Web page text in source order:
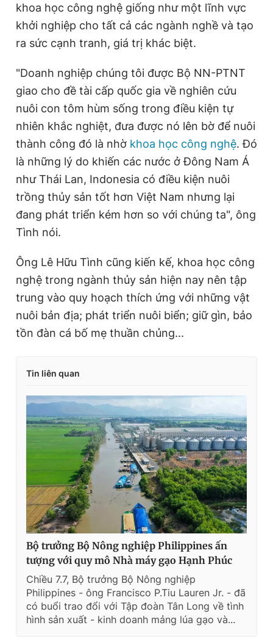
khoa học công nghệ giống như một lĩnh vực
khởi nghiệp cho tất cả các ngành nghề và tạo
ra sức cạnh tranh, giá trị khác biệt.
"Doanh nghiệp chúng tôi được Bộ NN-PTNT
giao cho đề tài cấp quốc gia về nghiên cứu
nuôi con tôm hùm sống trong điều kiện tự
nhiên khắc nghiệt, đưa được nó lên bờ để nuôi
thành công đó là nhờ khoa học công nghệ. Đó
là những lý do khiến các nước ở Đông Nam Á
như Thái Lan, Indonesia có điều kiện nuôi
trồng thủy sản tốt hơn Việt Nam nhưng lại
đang phát triển kém hơn so với chúng ta", ông
Tình nói.
Ông Lê Hữu Tình cũng kiến kế, khoa học công
nghệ trong ngành thủy sản hiện nay nên tập
trung vào quy hoạch thích ứng với những vật
nuôi bản địa; phát triển nuôi biển; giữ gìn, bảo
tồn đàn cá bố mẹ thuần chủng...
Tin liên quan
Bộ trưởng Bộ Nông nghiệp Philippines ấn
tượng với quy mô Nhà máy gạo Hạnh Phúc
Chiều 7.7, Bộ trưởng Bộ Nông nghiệp
Philippines - ông Francisco P.Tiu Lauren Jr. - đã
có buổi trao đổi với Tập đoàn Tân Long về tình
hình sản xuất - kinh doanh mảng lúa gạo và...